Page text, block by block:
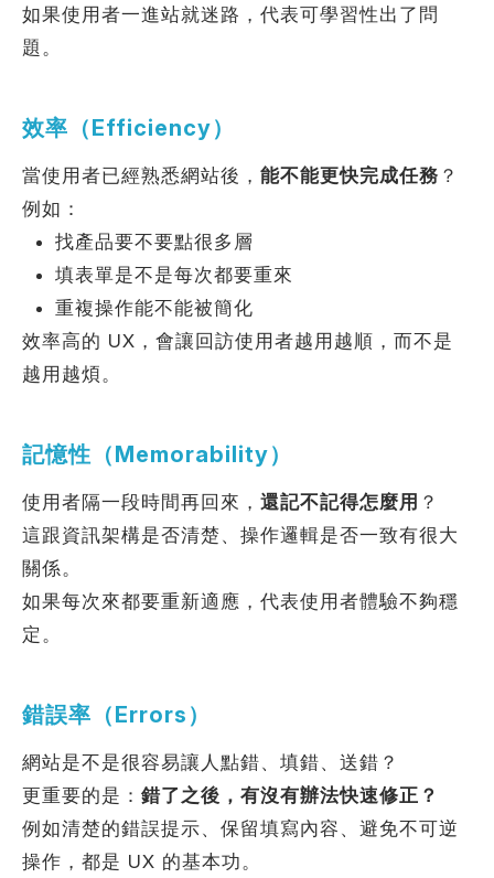
如果使用者一進站就迷路，代表可學習性出了問
題。
效率（Efficiency）
當使用者已經熟悉網站後， 能不能更快完成任務 ？
例如：
找產品要不要點很多層
填表單是不是每次都要重來
重複操作能不能被簡化
效率高的 UX，會讓回訪使用者越用越順，而不是
越用越煩。
記憶性（Memorability）
使用者隔一段時間再回來， 還記不記得怎麼用 ？
這跟資訊架構是否清楚、操作邏輯是否一致有很大
關係。
如果每次來都要重新適應，代表使用者體驗不夠穩
定。
錯誤率（Errors）
網站是不是很容易讓人點錯、填錯、送錯？
更重要的是： 錯了之後，有沒有辦法快速修正？
例如清楚的錯誤提示、保留填寫內容、避免不可逆
操作，都是 UX 的基本功。